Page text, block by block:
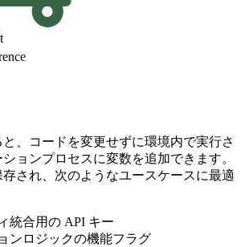
、コードを変更せずに環境内で実行さ
ョンプロセスに変数を追加できます。
され、次のようなユースケースに最適
統合用の API キー
ンロジックの機能フラグ